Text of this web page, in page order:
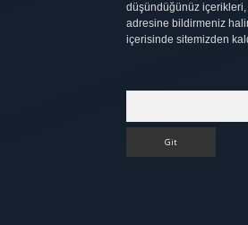
düşündüğünüz içerikleri,
adresine bildirmeniz
içerisinde sitemizden